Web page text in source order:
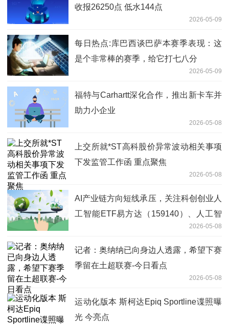
收报26250点 低水144点
2026-05-09
每日热点:库巴西谈巴萨本赛季表现：这
是个非常棒的赛季，给它打七八分
2026-05-09
福特与Carhartt深化合作，推出新卡车并
助力小企业
2026-05-08
上交所就*ST高科股价异常波动相关事项
下发监管工作函 重点聚焦
2026-05-08
AI产业链方向短线承压，关注科创创业人
工智能ETF易方达（159140）、人工智
能ETF易方达（159819）投资机会-今日
看点
2026-05-08
记者：奥纳纳已向身边人透露，希望下赛
季留在土超联赛-今日看点
2026-05-08
运动化版本 斯柯达Epiq Sportline谍照曝
光 今亮点